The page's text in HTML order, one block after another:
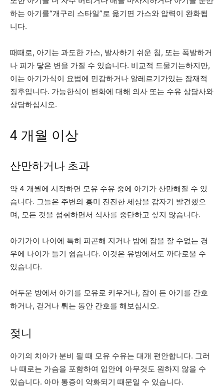
하는 아기를“개구리 스타일”로 옮기면 가스와 압력이 완화됩
니다.
때때로, 아기는 과도한 가스, 발사하기 쉬운 침, 또는 폭발하거
나 피가 닿은 변을 가질 수 있습니다. 비교적 드물기는하지만,
이는 아기가식이 요법에 민감하거나 알레르기가있는 잠재적
징후입니다. 가능한식이 변화에 대해 의사 또는 수유 상담사와
상담하십시오.
4 개월 이상
산만하거나 초과
약 4 개월에 시작하면 모유 수유 중에 아기가 산만해질 수 있
습니다. 그들은 주변의 흥미 진진한 세상을 갑자기 발견했으
며, 모든 것을 섭취하면서 식사를 중단하고 싶지 않습니다.
아기가이 나이에 특히 피곤해 지거나 밤에 잠을 잘 수없는 경
우에 나이가 들기 쉽습니다. 이것은 유방에서도 까다로울 수
있습니다.
어두운 방에서 아기를 모유로 키우거나, 잠이 든 아기를 간호
하거나, 걷거나 튀는 동안 간호를 해보십시오.
젖니
아기의 치아가 분비 될 때 모유 수유는 대개 편안합니다. 그러
나 때로는 가슴을 포함하여 입안에 아무것도 원하지 않을 수
있습니다. 아마 통증이 악화되기 때문일 수 있습니다.